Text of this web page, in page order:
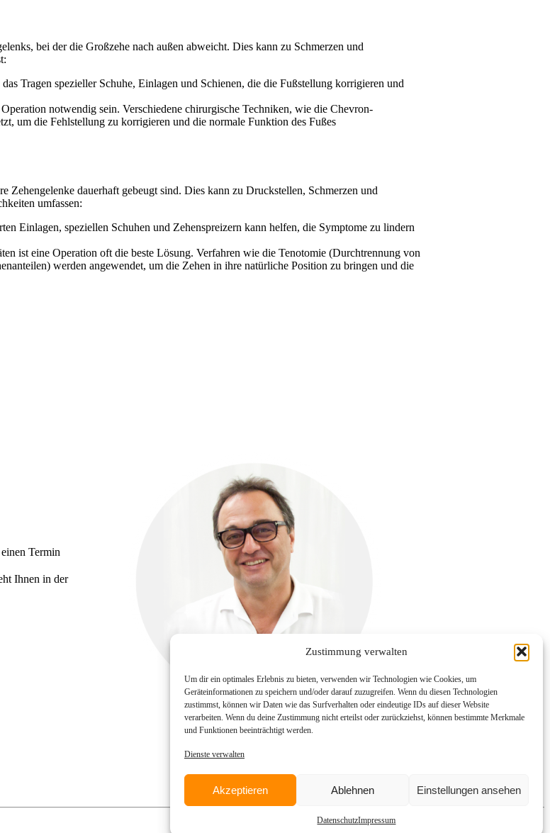
Zustimmung verwalten
Um dir ein optimales Erlebnis zu bieten, verwenden wir Technologien wie Cookies, um
Geräteinformationen zu speichern und/oder darauf zuzugreifen. Wenn du diesen Technologien
zustimmst, können wir Daten wie das Surfverhalten oder eindeutige IDs auf dieser Website
verarbeiten. Wenn du deine Zustimmung nicht erteilst oder zurückziehst, können bestimmte Merkmale
und Funktionen beeinträchtigt werden.
Dienste verwalten
Akzeptieren Ablehnen Einstellungen ansehen
DatenschutzImpressum
bei der die Großzehe nach außen abweicht. Dies kann zu Schmerzen und
Tragen spezieller Schuhe, Einlagen und Schienen, die die Fußstellung korrigieren und
notwendig sein. Verschiedene chirurgische Techniken, wie die Chevron-
um die Fehlstellung zu korrigieren und die normale Funktion des Fußes
Zehengelenke dauerhaft gebeugt sind. Dies kann zu Druckstellen, Schmerzen und
umfassen:
Einlagen, speziellen Schuhen und Zehenspreizern kann helfen, die Symptome zu lindern
ist eine Operation oft die beste Lösung. Verfahren wie die Tenotomie (Durchtrennung von
werden angewendet, um die Zehen in ihre natürliche Position zu bringen und die
Termin
Ihnen in der